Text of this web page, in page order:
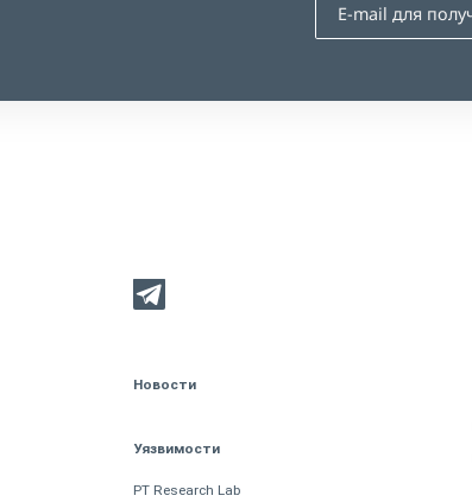
Новости
Уязвимости
PT Research Lab